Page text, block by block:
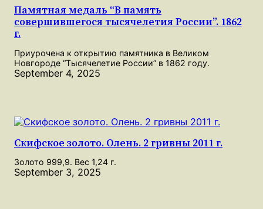
Памятная медаль “В память
совершившегося тысячелетия России”. 1862
г.
Приурочена к открытию памятника в Великом
Новгороде “Тысячелетие России” в 1862 году.
September 4, 2025
Скифское золото. Олень. 2 гривны 2011 г.
Золото 999,9. Вес 1,24 г.
September 3, 2025